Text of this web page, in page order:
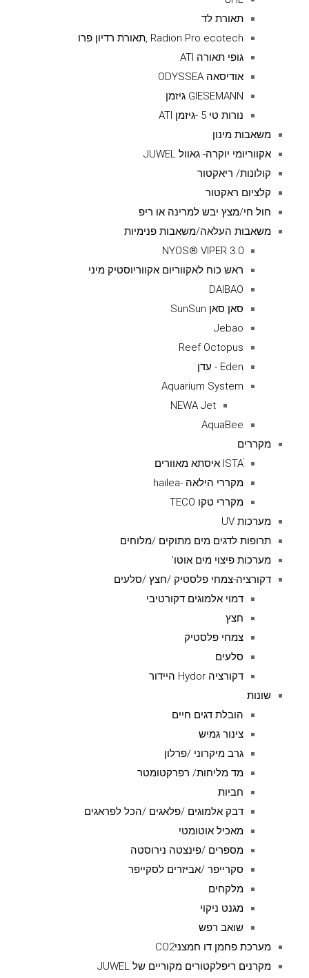
תאורת לד
Radion Pro ecotech ,תאורת רדיון פרו
גופי תאורה ATI
אודיסאה ODYSSEA
GIESEMANN גיזמן
נורות טי 5 -גיזמן ATI
משאבות מינון
אקווריומי יוקרה- גאוול JUWEL
קולונות/ ריאקטור
קלציום ראקטור
חול חי/מצץ יבש למרינה או ריפ
משאבות העלאה/משאבות פנימיות
NYOS® VIPER 3.0
ראש כוח לאקווריום אקווריוסטיק מיני
DAIBAO
סאן סאן SunSun
Jebao
Reef Octopus
Eden - עדן
Aquarium System
NEWA Jet
AquaBee
מקררים
ISTAׁׂ איסתא מאוורים
מקררי הילאה -hailea
מקררי טקו TECO
מערכות UV
תרופות לדגים מים מתוקים /מלוחים
מערכות פיצוי מים אוטו'
דקורציה-צמחי פלסטיק /חצץ /סלעים
דמוי אלמוגים דקורטיבי
חצץ
צמחי פלסטיק
סלעים
דקורציה Hydor היידור
שונות
הובלת דגים חיים
צינור גמיש
גרב מיקרוני /פרלון
מד מליחות/ רפרקטומטר
חביות
דבק אלמוגים /פלאגים /הכל לפראגים
מאכיל אוטומטי
מספרים /פינצטה נירוסטה
סקרייפר /אביזרים לסקייפר
מלקחים
מגנט ניקוי
שואב רפש
מערכת פחמן דו חמצניCO2
מקרנים ריפלקטורים מקוריים של JUWEL